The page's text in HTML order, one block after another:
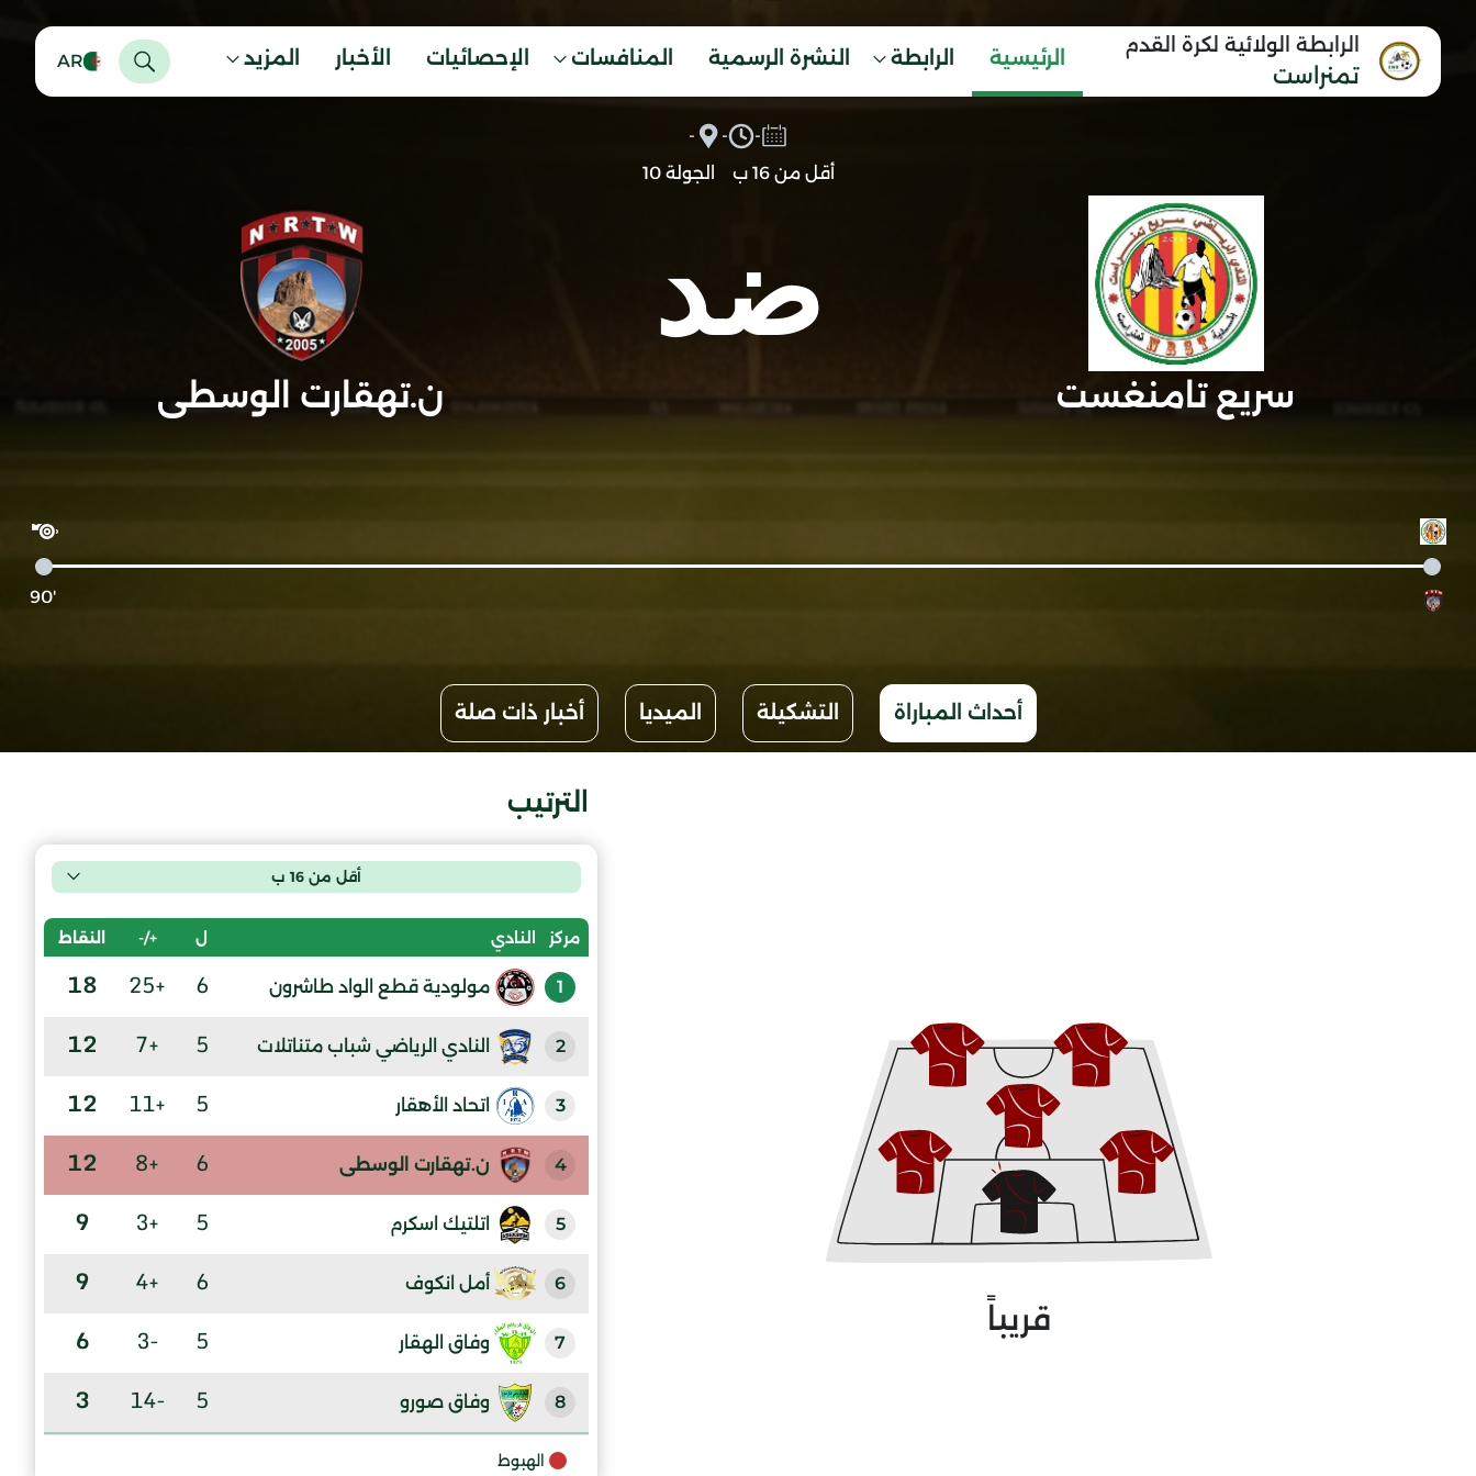
الرابطة الولائية لكرة القدم
تمنراست
الرئيسية الرابطة النشرة الرسمية المنافسات الإحصائيات الأخبار المزيد AR
-
-
-
أقل من 16 ب
الجولة 10
سريع تامنغست
ضد
ن.تهقارت الوسطى
'90
أحداث المباراة التشكيلة الميديا أخبار ذات صلة
قريباً
الترتيب
أقل من 16 ب
مركز النادي ل +/- النقاط
1 مولودية قطع الواد طاشرون 6
+25
18
2 النادي الرياضي شباب متناتلات 5
+7
12
3 اتحاد الأهقار 5
+11
12
4 ن.تهقارت الوسطى 6
+8
12
5 اتلتيك اسكرم 5
+3
9
6 أمل انكوف 6
+4
9
7 وفاق الهقار 5
-3
6
8 وفاق صورو 5
-14
3
9 الهبوط